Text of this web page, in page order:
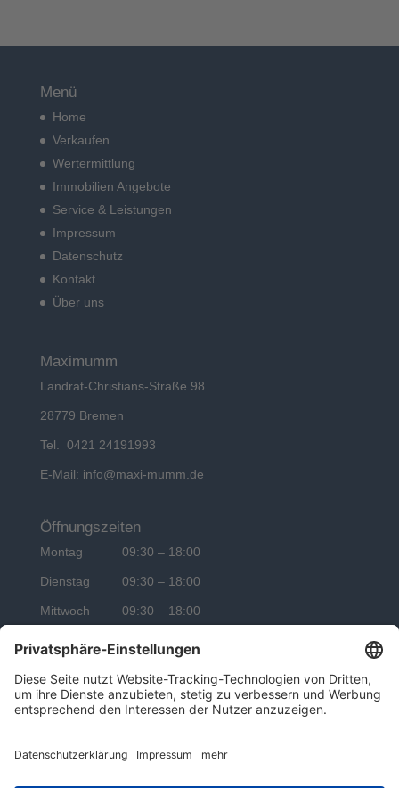
Menü
Home
Verkaufen
Wertermittlung
Immobilien Angebote
Service & Leistungen
Impressum
Datenschutz
Kontakt
Über uns
Maximumm
Landrat-Christians-Straße 98
28779 Bremen
Tel. 0421 24191993
E-Mail: info@maxi-mumm.de
Öffnungszeiten
Montag 09:30 – 18:00
Dienstag 09:30 – 18:00
Mittwoch 09:30 – 18:00
Donnerstag 09:30 – 18:00